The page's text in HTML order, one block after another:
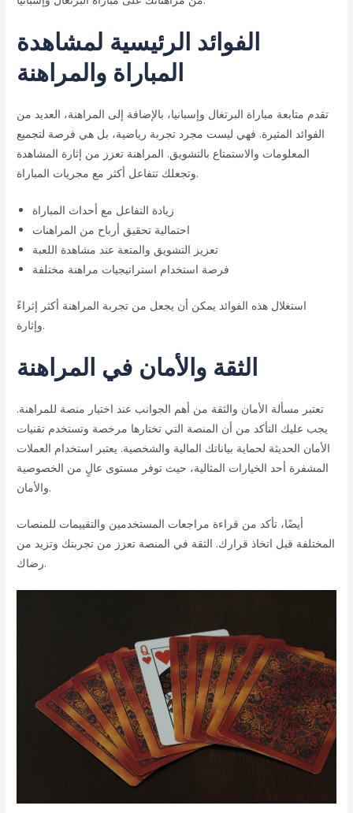
الفوائد الرئيسية لمشاهدة
المباراة والمراهنة
تقدم متابعة مباراة البرتغال وإسبانيا، بالإضافة إلى المراهنة، العديد من
الفوائد المثيرة. فهي ليست مجرد تجربة رياضية، بل هي فرصة لتجميع
المعلومات والاستمتاع بالتشويق. المراهنة تعزز من إثارة المشاهدة
وتجعلك تتفاعل أكثر مع مجريات المباراة.
زيادة التفاعل مع أحداث المباراة
احتمالية تحقيق أرباح من المراهنات
تعزيز التشويق والمتعة عند مشاهدة اللعبة
فرصة استخدام استراتيجيات مراهنة مختلفة
استغلال هذه الفوائد يمكن أن يجعل من تجربة المراهنة أكثر إثراءً
وإثارة.
الثقة والأمان في المراهنة
تعتبر مسألة الأمان والثقة من أهم الجوانب عند اختيار منصة للمراهنة.
يجب عليك التأكد من أن المنصة التي تختارها مرخصة وتستخدم تقنيات
الأمان الحديثة لحماية بياناتك المالية والشخصية. يعتبر استخدام العملات
المشفرة أحد الخيارات المثالية، حيث توفر مستوى عالٍ من الخصوصية
والأمان.
أيضًا، تأكد من قراءة مراجعات المستخدمين والتقييمات للمنصات
المختلفة قبل اتخاذ قرارك. الثقة في المنصة تعزز من تجربتك وتزيد من
رضاك.